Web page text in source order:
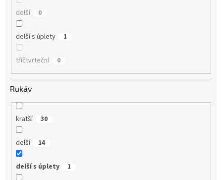
delší 0
delší s úplety 1
tříčtvrteční 0
Rukáv
kratší 30
delší 14
delší s úplety 1